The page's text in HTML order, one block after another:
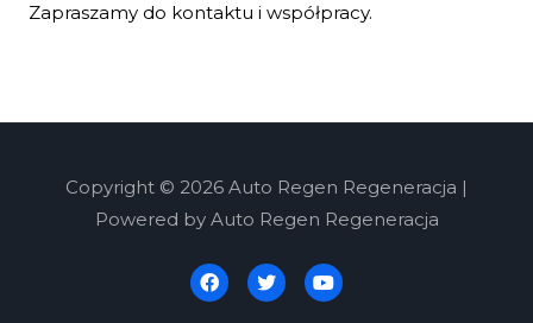
Zapraszamy do kontaktu i współpracy.
Copyright © 2026 Auto Regen Regeneracja |
Powered by Auto Regen Regeneracja